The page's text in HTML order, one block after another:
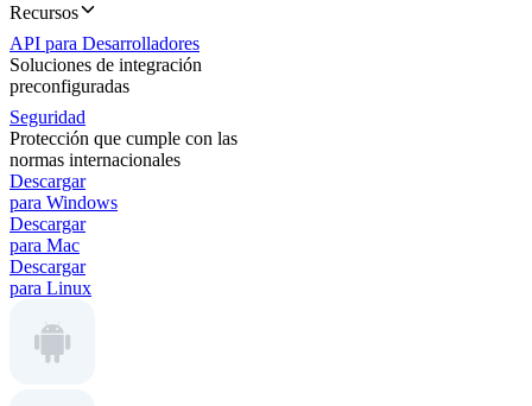
Recursos
API para Desarrolladores
Soluciones de integración
preconfiguradas
Seguridad
Protección que cumple con las
normas internacionales
Descargar
para Windows
Descargar
para Mac
Descargar
para Linux